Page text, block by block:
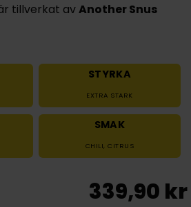
tillverkat avAnother Snus
STYRKA
EXTRA STARK
SMAK
CHILI,CITRUS
339,90 kr